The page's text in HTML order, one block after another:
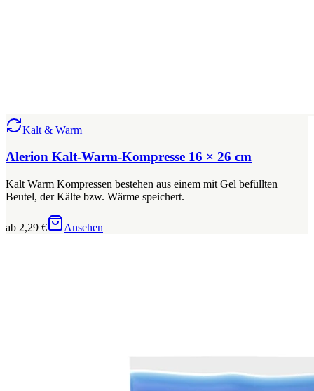
Kalt & Warm
Alerion Kalt-Warm-Kompresse 16 × 26 cm
Kalt Warm Kompressen bestehen aus einem mit Gel befüllten
Beutel, der Kälte bzw. Wärme speichert.
ab 2,29 € Ansehen